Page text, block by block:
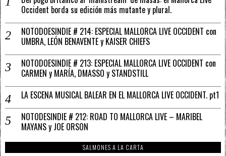
Occident borda su edición más mutante y plural.
NOTODOESINDIE # 214: ESPECIAL MALLORCA LIVE OCCIDENT con
UMBRA, LEÓN BENAVENTE y KAISER CHIEFS
NOTODOESINDIE # 213: ESPECIAL MALLORCA LIVE OCCIDENT con
CARMEN y MARÍA, DMASSO y STANDSTILL
LA ESCENA MUSICAL BALEAR EN EL MALLORCA LIVE OCCIDENT. pt1
NOTODESINDIE # 212: ROAD TO MALLORCA LIVE – MARIBEL
MAYANS y JOE ORSON
SALMONES A LA CARTA